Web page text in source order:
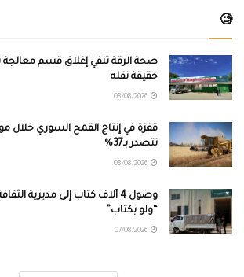
🧐
صحة الرقة تنفي إغلاق قسم
حقيقة نقله
تتصدر بـ37%
وصول 4 آلاف كتاب إلى مديرية
“ولو بكتاب”